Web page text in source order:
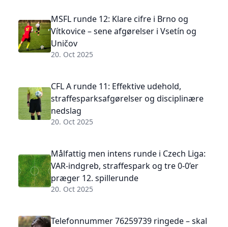
MSFL runde 12: Klare cifre i Brno og
Vítkovice – sene afgørelser i Vsetín og
Uničov
20. Oct 2025
CFL A runde 11: Effektive udehold,
straffesparksafgørelser og disciplinære
nedslag
20. Oct 2025
Målfattig men intens runde i Czech Liga:
VAR-indgreb, straffespark og tre 0-0’er
præger 12. spillerunde
20. Oct 2025
Telefonnummer 76259739 ringede – skal